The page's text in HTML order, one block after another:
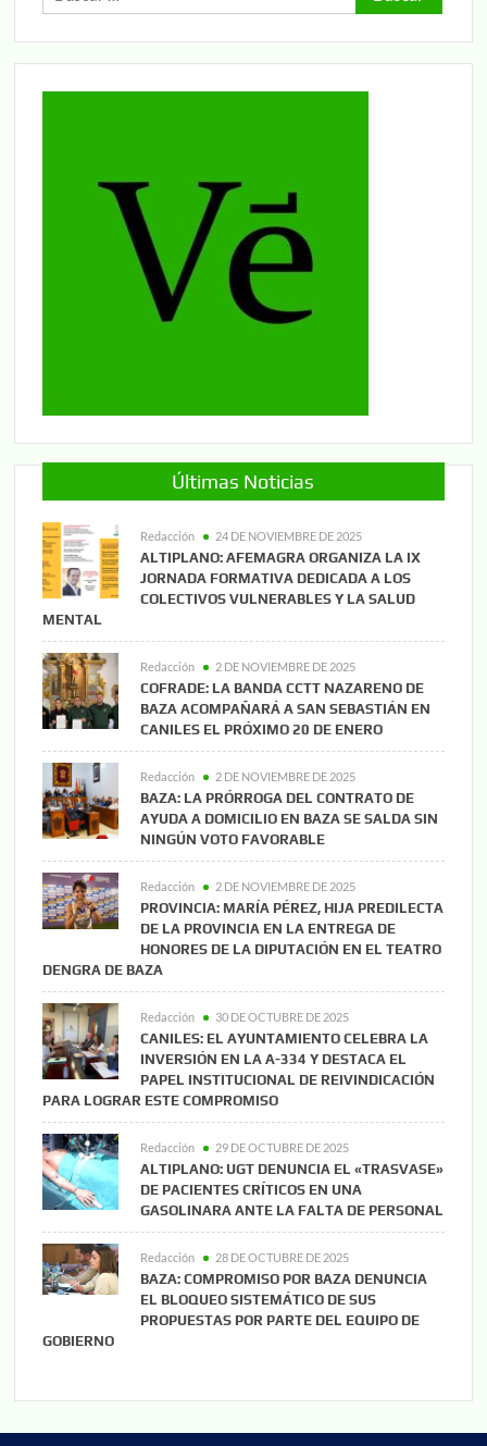
Últimas Noticias
Redacción 24 DE NOVIEMBRE DE 2025
ALTIPLANO: AFEMAGRA ORGANIZA LA IX
JORNADA FORMATIVA DEDICADA A LOS
COLECTIVOS VULNERABLES Y LA SALUD
MENTAL
Redacción 2 DE NOVIEMBRE DE 2025
COFRADE: LA BANDA CCTT NAZARENO DE
BAZA ACOMPAÑARÁ A SAN SEBASTIÁN EN
CANILES EL PRÓXIMO 20 DE ENERO
Redacción 2 DE NOVIEMBRE DE 2025
BAZA: LA PRÓRROGA DEL CONTRATO DE
AYUDA A DOMICILIO EN BAZA SE SALDA SIN
NINGÚN VOTO FAVORABLE
Redacción 2 DE NOVIEMBRE DE 2025
PROVINCIA: MARÍA PÉREZ, HIJA PREDILECTA
DE LA PROVINCIA EN LA ENTREGA DE
HONORES DE LA DIPUTACIÓN EN EL TEATRO
DENGRA DE BAZA
Redacción 30 DE OCTUBRE DE 2025
CANILES: EL AYUNTAMIENTO CELEBRA LA
INVERSIÓN EN LA A-334 Y DESTACA EL
PAPEL INSTITUCIONAL DE REIVINDICACIÓN
PARA LOGRAR ESTE COMPROMISO
Redacción 29 DE OCTUBRE DE 2025
ALTIPLANO: UGT DENUNCIA EL «TRASVASE»
DE PACIENTES CRÍTICOS EN UNA
GASOLINARA ANTE LA FALTA DE PERSONAL
Redacción 28 DE OCTUBRE DE 2025
BAZA: COMPROMISO POR BAZA DENUNCIA
EL BLOQUEO SISTEMÁTICO DE SUS
PROPUESTAS POR PARTE DEL EQUIPO DE
GOBIERNO